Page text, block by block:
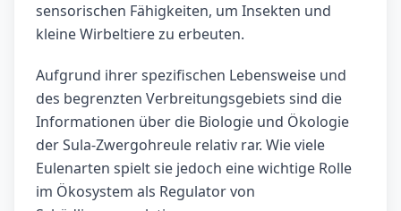
sensorischen Fähigkeiten, um Insekten und
kleine Wirbeltiere zu erbeuten.
Aufgrund ihrer spezifischen Lebensweise und
des begrenzten Verbreitungsgebiets sind die
Informationen über die Biologie und Ökologie
der Sula-Zwergohreule relativ rar. Wie viele
Eulenarten spielt sie jedoch eine wichtige Rolle
im Ökosystem als Regulator von